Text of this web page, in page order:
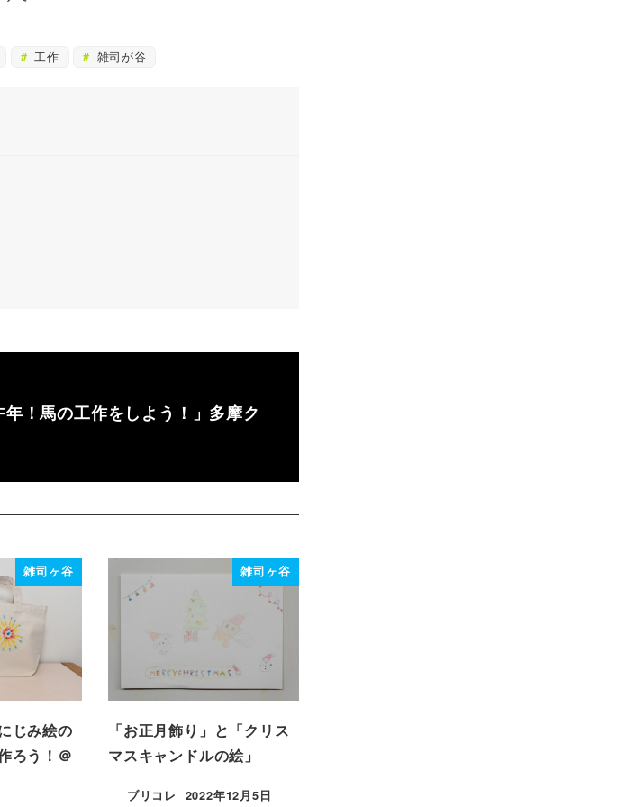
工作 雑司が谷
年！馬の工作をしよう！」多摩ク
雑司ヶ谷
じみ絵の
ろう！＠
雑司ヶ谷
「お正月飾り」と「クリス
マスキャンドルの絵」
ブリコレ 2022年12月5日